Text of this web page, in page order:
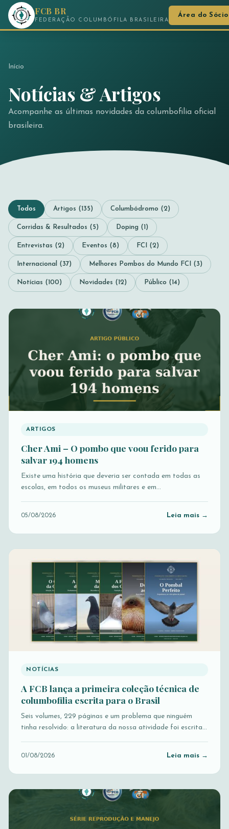
FCB BR
FEDERAÇÃO COLUMBÓFILA BRASILEIRA
Área do Sócio
Início
Notícias & Artigos
Acompanhe as últimas novidades da columbofilia oficial
brasileira.
Todos Artigos (135) Columbódromo (2)
Corridas & Resultados (5) Doping (1)
Entrevistas (2) Eventos (8) FCI (2)
Internacional (37) Melhores Pombos do Mundo FCI (3)
Notícias (100) Novidades (12) Público (14)
ARTIGOS
Cher Ami – O pombo que voou ferido para
salvar 194 homens
Existe uma história que deveria ser contada em todas as
escolas, em todos os museus militares e em…
05/08/2026 Leia mais →
NOTÍCIAS
A FCB lança a primeira coleção técnica de
columbofilia escrita para o Brasil
Seis volumes, 229 páginas e um problema que ninguém
tinha resolvido: a literatura da nossa atividade foi escrita…
01/08/2026 Leia mais →